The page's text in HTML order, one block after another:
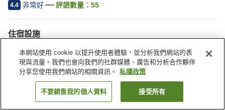
4.4 非常好 評語數量： 55
住宿設施
送遞服務
喚醒服務
私人包場
露天浴池（溫泉）
找客房
本網站使用 cookie 以提升使用者體驗，並分析我們網站的表
現與流量。我們也會向我們的社群媒體、廣告和分析合作夥伴
分享您使用我們網站的相關資訊。
私隱政策
不要銷售我的個人資料 接受所有